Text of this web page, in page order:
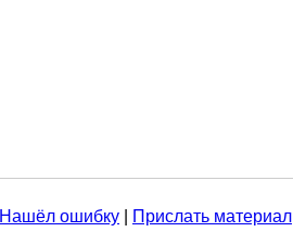
Нашёл ошибку Прислать материал